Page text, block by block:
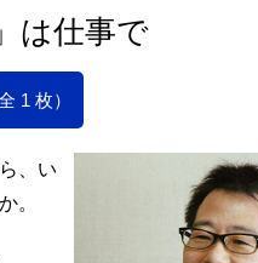
は仕事で
1 枚）
、い
。